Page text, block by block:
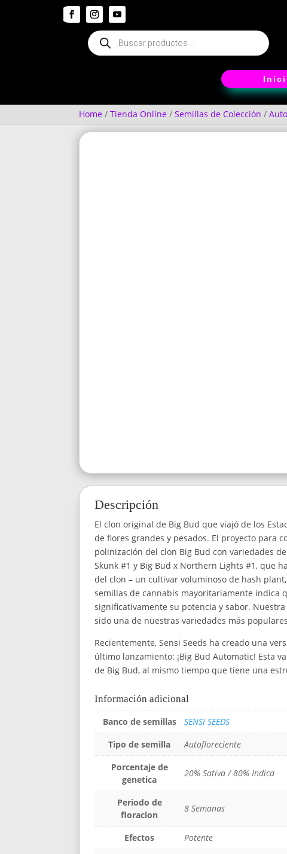
Búsqueda
de
productos
Home / Tienda Online / Semillas de Colección /
Descripción
El clon original de Big Bud que viajó de los
de flores grandes y pesados. El proyecto para
polinización del clon Big Bud con variedades
Skunk #1 y Big Bud x Northern Lights #1, que
del clon – un cultivar voluminoso de hash
semillas de cannabis mayoritariamente indica
significativamente su potencia y sabor.
sido una de nuestras variedades más
Recientemente, Sensi Seeds ha creado una
último lanzamiento: ¡Big Bud Automatic! Esta
de Big Bud, al mismo tiempo que tiene una
Información adicional
Banco de semillas
SENSI SEEDS
Tipo de semilla
Autofloreciente
Porcentaje de
genetica
20% Sativa / 80% Indica
Periodo de
floracion
8 Semanas
Efectos
Potente